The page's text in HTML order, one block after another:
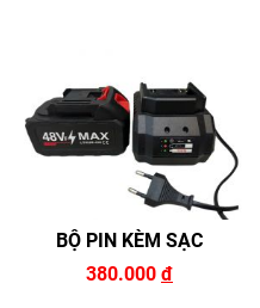
BỘ PIN KÈM SẠC
380.000 đ